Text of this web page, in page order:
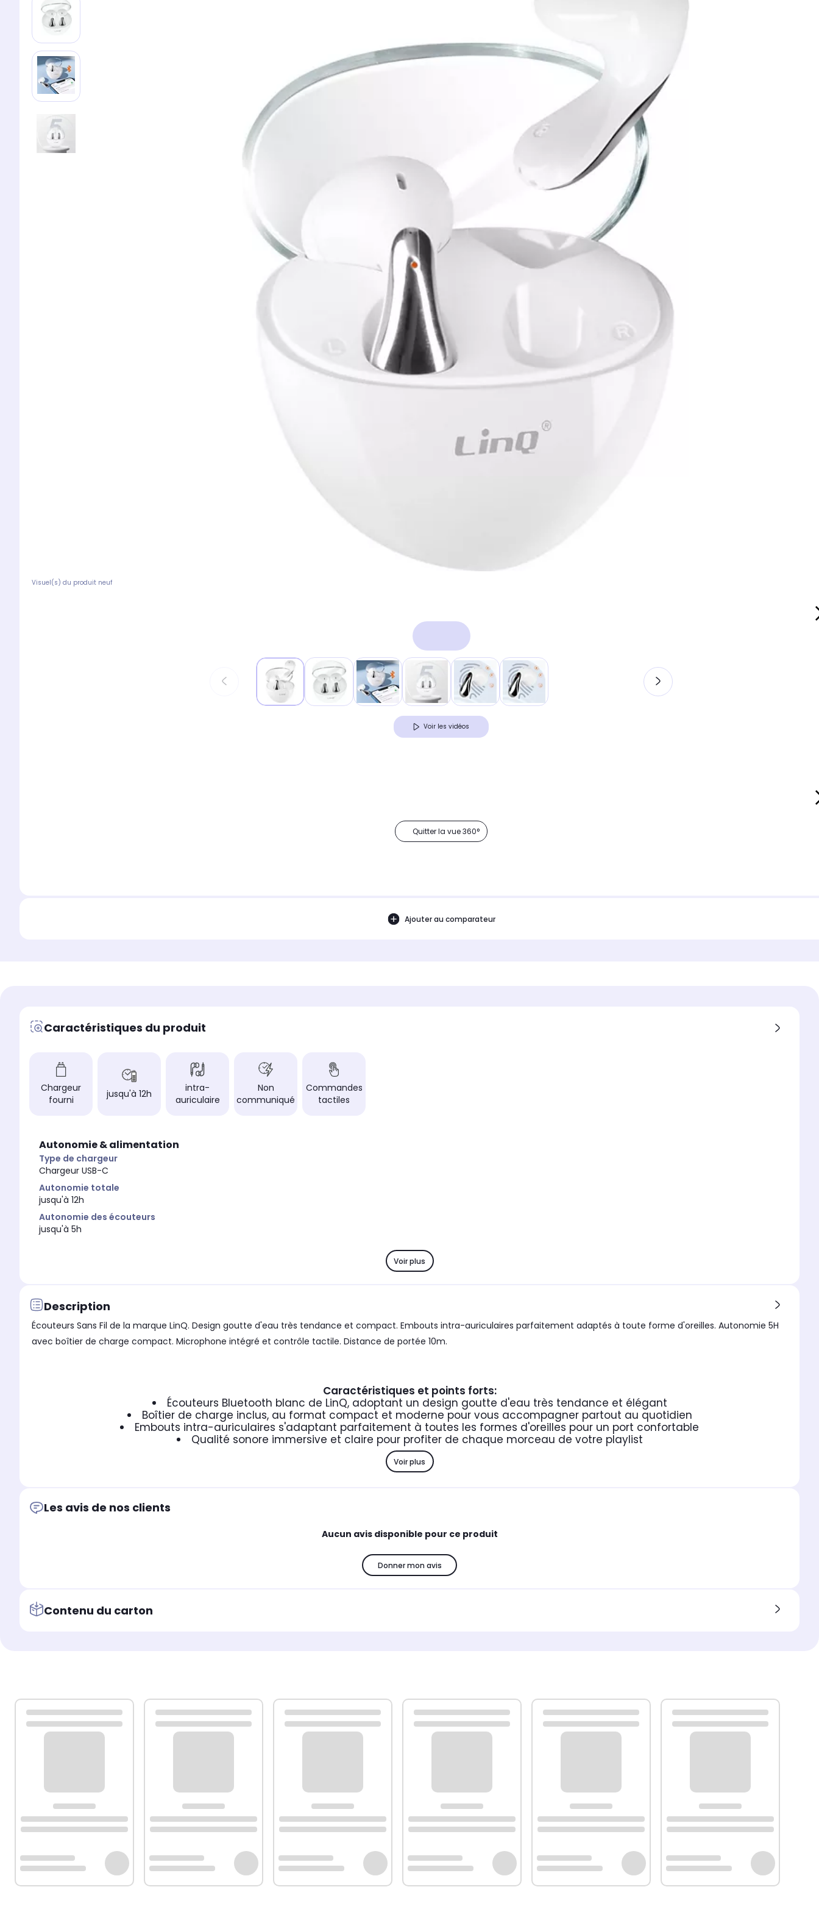
Visuel(s) du produit neuf
Voir les vidéos
Quitter la vue 360°
Ajouter au comparateur
Caractéristiques du produit
Chargeur
fourni
jusqu'à 12h
intra-
auriculaire
Non
communiqué
Commandes
tactiles
Autonomie & alimentation
Type de chargeur
Chargeur USB-C
Autonomie totale
jusqu'à 12h
Autonomie des écouteurs
jusqu'à 5h
Voir plus
Description
Écouteurs Sans Fil de la marque LinQ. Design goutte d'eau très tendance et compact. Embouts intra-auriculaires parfaitement adaptés à toute forme d'oreilles. Autonomie 5H
avec boîtier de charge compact. Microphone intégré et contrôle tactile. Distance de portée 10m.
Caractéristiques et points forts:
Écouteurs Bluetooth blanc de LinQ, adoptant un design goutte d'eau très tendance et élégant
Boîtier de charge inclus, au format compact et moderne pour vous accompagner partout au quotidien
Embouts intra-auriculaires s'adaptant parfaitement à toutes les formes d'oreilles pour un port confortable
Qualité sonore immersive et claire pour profiter de chaque morceau de votre playlist
Voir plus
Les avis de nos clients
Aucun avis disponible pour ce produit
Donner mon avis
Contenu du carton